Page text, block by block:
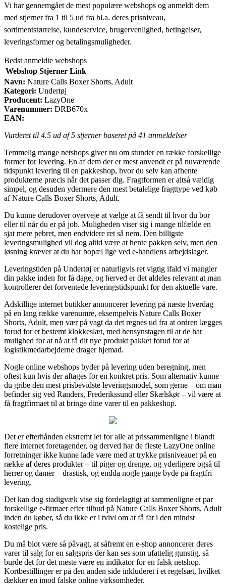
Vi har gennemgået de mest populære webshops og anmeldt dem
med stjerner fra 1 til 5 ud fra bl.a. deres prisniveau,
sortimentstørrelse, kundeservice, brugervenlighed, betingelser,
leveringsformer og betalingsmuligheder.
Bedst anmeldte webshops
Webshop Stjerner Link
Navn: Nature Calls Boxer Shorts, Adult
Kategori: Undertøj
Producent: LazyOne
Varenummer: DRB670x
EAN:
Vurderet til 4.5 ud af 5 stjerner baseret på 41 anmeldelser
Temmelig mange netshops giver nu om stunder en række forskellige
former for levering. En af dem der er mest anvendt er på nuværende
tidspunkt levering til en pakkeshop, hvor du selv kan afhente
produkterne præcis når det passer dig. Fragtformen er altså vældig
simpel, og desuden ydermere den mest betalelige fragttype ved køb
af Nature Calls Boxer Shorts, Adult.
Du kunne derudover overveje at vælge at få sendt til hvor du bor
eller til når du er på job. Muligheden viser sig i mange tilfælde en
sjat mere pebret, men endvidere ret så nem. Den billigste
leveringsmulighed vil dog altid være at hente pakken selv, men den
løsning kræver at du har bopæl lige ved e-handlens arbejdslager.
Leveringstiden på Undertøj er naturligvis ret vigtig ifald vi mangler
din pakke inden for få dage, og herved er det aldeles relevant at man
kontrollerer det forventede leveringstidspunkt for den aktuelle vare.
Adskillige internet butikker annoncerer levering på næste hverdag
på en lang række varenumre, eksempelvis Nature Calls Boxer
Shorts, Adult, men vær på vagt da det regnes ud fra at ordren lægges
forud for et bestemt klokkeslæt, med hensynstagen til at de har
mulighed for at nå at få dit nye produkt pakket forud for at
logistikmedarbejderne drager hjemad.
Nogle online webshops byder på levering uden beregning, men
oftest kun hvis der aftages for en konkret pris. Som alternativ kunne
du gribe den mest prisbevidste leveringsmodel, som gerne – om man
befinder sig ved Randers, Frederikssund eller Skælskør – vil være at
få fragtfirmaet til at bringe dine varer til en pakkeshop.
Det er efterhånden ekstremt let for alle at prissammenligne i blandt
flere internet foretagender, og derved har de fleste LazyOne online
forretninger ikke kunne lade være med at trykke prisniveauet på en
række af deres produkter – til piger og drenge, og yderligere også til
herrer og damer – drastisk, og endda nogle gange byde på fragtfri
levering.
Det kan dog stadigvæk vise sig fordelagtigt at sammenligne et par
forskellige e-firmaer efter tilbud på Nature Calls Boxer Shorts, Adult
inden du køber, så du ikke er i tvivl om at få fat i den mindst
kostelige pris.
Du må blot være så påvagt, at såfremt en e-shop annoncerer deres
varer til salg for en salgspris der kan ses som ufattelig gunstig, så
burde det for det meste være en indikator for en falsk netshop.
Kortbestillinger er på den anden side inkluderet i et regelsæt, hvilket
dækker en imod falske online virksomheder.